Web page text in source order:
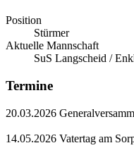
Position
Stürmer
Aktuelle Mannschaft
SuS Langscheid /
Termine
20.03.2026
14.05.2026 Vatertag am